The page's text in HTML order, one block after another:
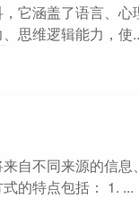
它涵盖了语言、
思维逻辑能力，使
自不同来源的信
的特点包括： 1. ...